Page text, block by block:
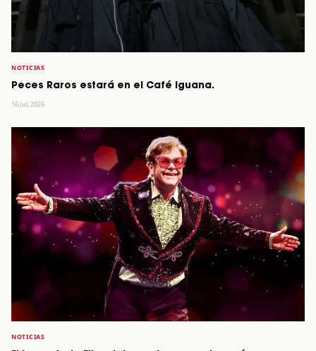
NOTICIAS
Peces Raros estará en el Café Iguana.
16 Jul, 2026
NOTICIAS